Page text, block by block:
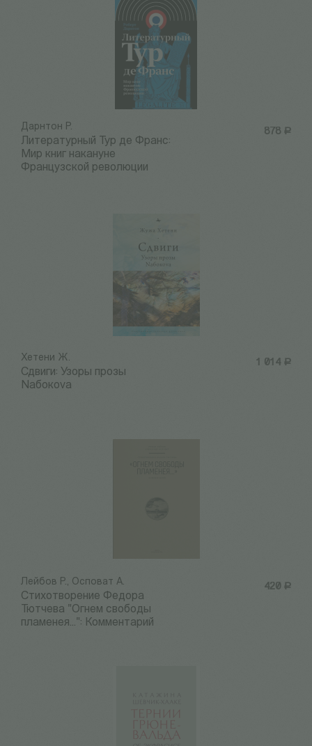
878 Р
Дарнтон Р.
Литературный Тур де Франс:
Мир книг накануне
Французской революции
1 014 Р
Хетени Ж.
Сдвиги: Узоры прозы
Nабокоvа
420 Р
Лейбов Р., Осповат А.
Стихотворение Федора
Тютчева "Огнем свободы
пламенея...": Комментарий